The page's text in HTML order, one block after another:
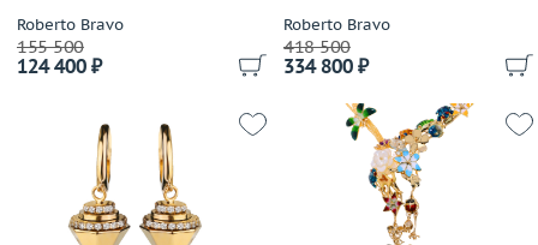
Casa Gi
Casato
Cassa Forte
Chanel
Chantecler
Chaumet
Chiampesan
Roberto Bravo
155 500
124 400 ₽
Roberto Bravo
418 500
334 800 ₽